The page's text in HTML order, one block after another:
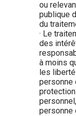
ou
publique
du
· Le
des
à moins
les
personne
personne